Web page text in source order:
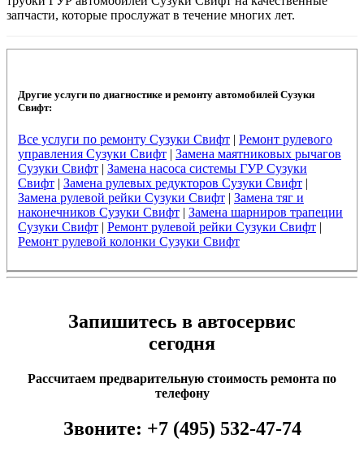
запчасти, которые прослужат в течение многих лет.
Другие услуги по диагностике и ремонту автомобилей Сузуки
Свифт:
Все услуги по ремонту Сузуки Свифт| Ремонт рулевого
управления Сузуки Свифт| Замена маятниковых рычагов
Сузуки Свифт| Замена насоса системы ГУР Сузуки
Свифт| Замена рулевых редукторов Сузуки Свифт|
Замена рулевой рейки Сузуки Свифт| Замена тяг и
наконечников Сузуки Свифт| Замена шарниров трапеции
Сузуки Свифт| Ремонт рулевой рейки Сузуки Свифт|
Ремонт рулевой колонки Сузуки Свифт
Запишитесь в автосервис
сегодня
Рассчитаем предварительную стоимость ремонта по
телефону
Звоните: +7 (495) 532-47-74